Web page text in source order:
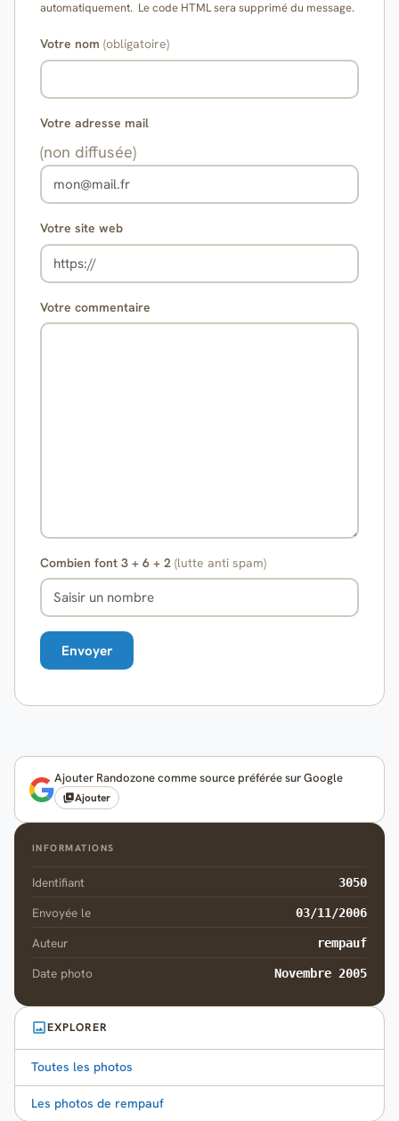
automatiquement. Le code HTML sera supprimé du message.
Votre nom (obligatoire)
Votre adresse mail
(non diffusée)
Votre site web
Votre commentaire
Combien font 3 + 6 + 2 (lutte anti spam)
Ajouter Randozone comme source préférée sur Google
Ajouter
INFORMATIONS
Identifiant 3050
Envoyée le 03/11/2006
Auteur rempauf
Date photo Novembre 2005
EXPLORER
Toutes les photos
Les photos de rempauf